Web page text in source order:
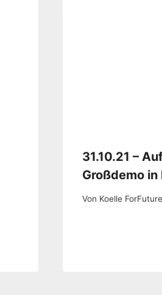
31.10.21 –
Großdemo
Von Koelle ForFuture